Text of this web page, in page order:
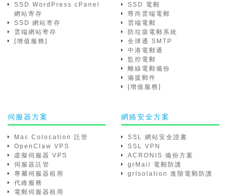
SSD WordPress cPanel
網站寄存
SSD 網站寄存
雲端網站寄存
[增值服務]
SSD 電郵
尊尚雲端電郵
雲端電郵
防垃圾電郵系統
全球通 SMTP
中港電郵通
監控電郵
離線電郵備份
備援郵件
[增值服務]
伺服器方案
Mac Colocation 託管
OpenClaw VPS
虛擬伺服器 VPS
伺服器託管
專屬伺服器租用
代維服務
電郵伺服器租用
網絡安全方案
SSL 網站安全證書
SSL VPN
ACRONIS 備份方案
grMail 電郵防護
grIsolation 進階電郵防護